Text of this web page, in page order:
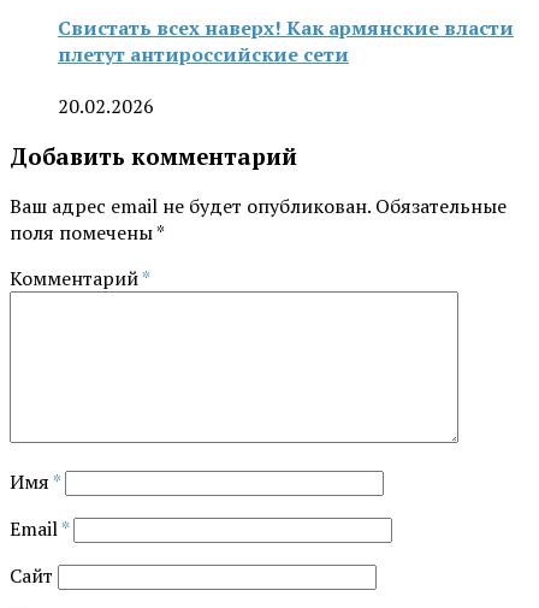
Свистать всех наверх! Как армянские власти
плетут антироссийские сети
20.02.2026
Добавить комментарий
Ваш адрес email не будет опубликован. Обязательные
поля помечены*
Комментарий*
Имя *
Email*
Сайт